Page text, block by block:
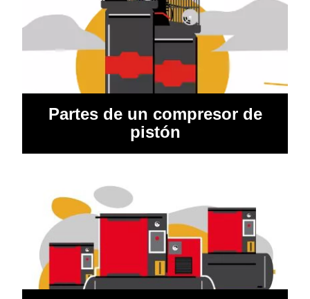
Partes de un compresor de
pistón